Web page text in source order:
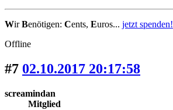
WirBenötigen: Cents, Euros... jetzt spenden!
Offline
#7 02.10.2017 20:17:58
screamindan
Mitglied